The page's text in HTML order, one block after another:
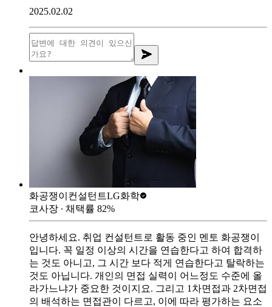
2025.02.02
화공쟁이컨설턴트LG화학
코사장 ∙ 채택률 82%
안녕하세요. 취업 컨설턴트로 활동 중인 멘토 화공쟁이
입니다. 꼭 일정 이상의 시간을 연습한다고 하여 합격하
는 것도 아니고, 그 시간 보다 적게 연습한다고 탈락하는
것도 아닙니다. 개인의 면접 실력이 어느정도 수준에 올
라가느냐가 중요한 것이지요. 그리고 1차면접과 2차면접
의 배석하는 면접관이 다르고, 이에 따라 평가하는 요소